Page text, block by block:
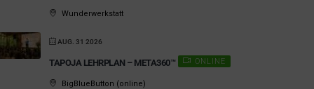
Wunderwerkstatt
AUG. 31 2026
TAPOJA LEHRPLAN – META360™ ONLINE
BigBlueButton (online)